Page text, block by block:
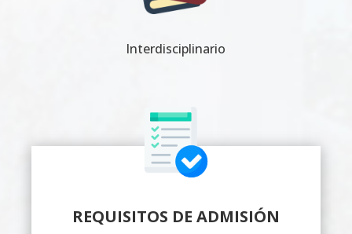
Interdisciplinario
REQUISITOS DE ADMISIÓN